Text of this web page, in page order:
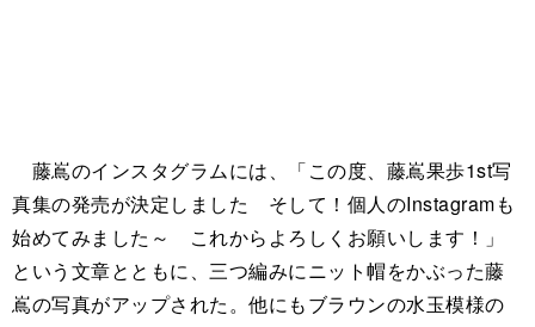
藤嶌のインスタグラムには、「この度、藤嶌果歩1st写
真集の発売が決定しました そして！個人のInstagramも
始めてみました～ これからよろしくお願いします！」
という文章とともに、三つ編みにニット帽をかぶった藤
嶌の写真がアップされた。他にもブラウンの水玉模様の